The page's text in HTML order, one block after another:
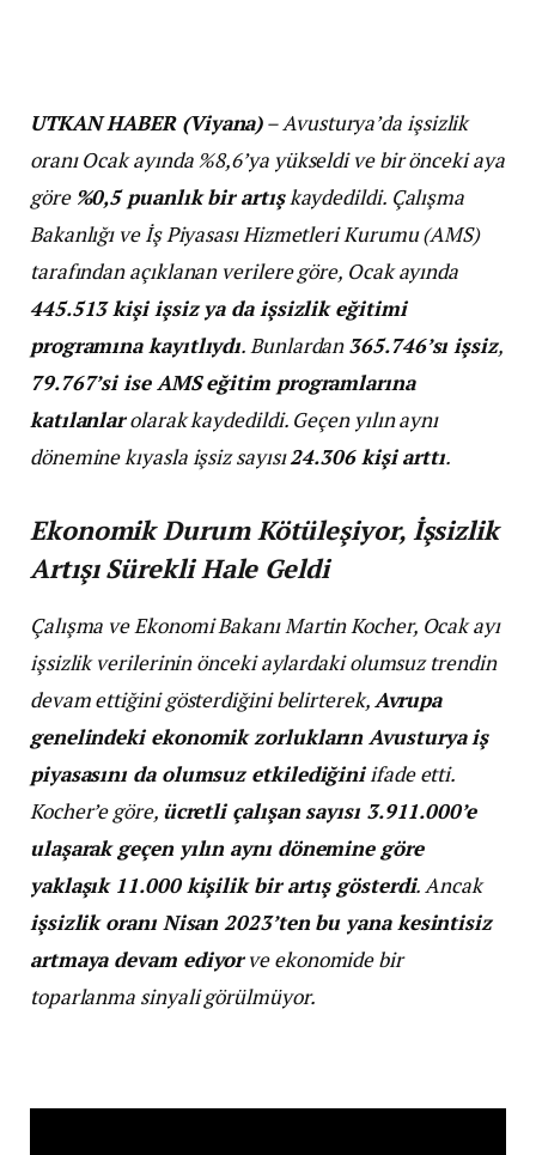
UTKAN HABER (Viyana)– Avusturya’da işsizlik
oranı Ocak ayında %8,6’ya yükseldi ve bir önceki aya
göre %0,5 puanlık bir artışkaydedildi. Çalışma
Bakanlığı ve İş Piyasası Hizmetleri Kurumu (AMS)
tarafından açıklanan verilere göre, Ocak ayında
445.513 kişi işsiz ya da işsizlik eğitimi
programına kayıtlıydı. Bunlardan365.746’sı işsiz,
79.767’si ise AMS eğitim programlarına
katılanlarolarak kaydedildi. Geçen yılın aynı
dönemine kıyasla işsiz sayısı24.306 kişi arttı.
Ekonomik Durum Kötüleşiyor, İşsizlik
Artışı Sürekli Hale Geldi
Çalışma ve Ekonomi Bakanı Martin Kocher, Ocak ayı
işsizlik verilerinin önceki aylardaki olumsuz trendin
devam ettiğini gösterdiğini belirterek,Avrupa
genelindeki ekonomik zorlukların Avusturya iş
piyasasını da olumsuz etkilediğiniifade etti.
Kocher’e göre, ücretli çalışan sayısı 3.911.000’e
ulaşarak geçen yılın aynı dönemine göre
yaklaşık 11.000 kişilik bir artış gösterdi. Ancak
işsizlik oranı Nisan 2023’ten bu yana kesintisiz
artmaya devam ediyorve ekonomide bir
toparlanma sinyali görülmüyor.